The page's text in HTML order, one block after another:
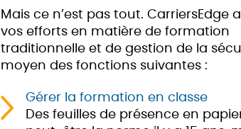
Mais ce n’est pas tout. CarriersEdge
vos efforts en matière de formation
traditionnelle et de gestion de la
moyen des fonctions suivantes :
Gérer la formation en classe
Des feuilles de présence en